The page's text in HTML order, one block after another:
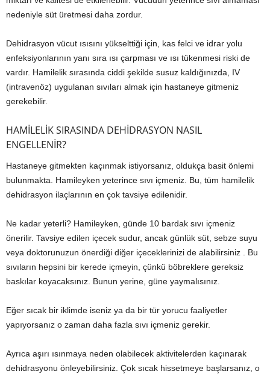
nedeniyle süt üretmesi daha zordur.
Dehidrasyon vücut ısısını yükselttiği için, kas felci ve idrar yolu
enfeksiyonlarının yanı sıra ısı çarpması ve ısı tükenmesi riski de
vardır. Hamilelik sırasında ciddi şekilde susuz kaldığınızda, IV
(intravenöz) uygulanan sıvıları almak için hastaneye gitmeniz
gerekebilir.
HAMİLELİK SIRASINDA DEHİDRASYON NASIL
ENGELLENİR?
Hastaneye gitmekten kaçınmak istiyorsanız, oldukça basit önlemi
bulunmakta. Hamileyken yeterince sıvı içmeniz. Bu, tüm hamilelik
dehidrasyon ilaçlarının en çok tavsiye edilenidir.
Ne kadar yeterli? Hamileyken, günde 10 bardak sıvı içmeniz
önerilir. Tavsiye edilen içecek sudur, ancak günlük süt, sebze suyu
veya doktorunuzun önerdiği diğer içeceklerinizi de alabilirsiniz . Bu
sıvıların hepsini bir kerede içmeyin, çünkü böbreklere gereksiz
baskılar koyacaksınız. Bunun yerine, güne yaymalısınız.
Eğer sıcak bir iklimde iseniz ya da bir tür yorucu faaliyetler
yapıyorsanız o zaman daha fazla sıvı içmeniz gerekir.
Ayrıca aşırı ısınmaya neden olabilecek aktivitelerden kaçınarak
dehidrasyonu önleyebilirsiniz. Çok sıcak hissetmeye başlarsanız, o